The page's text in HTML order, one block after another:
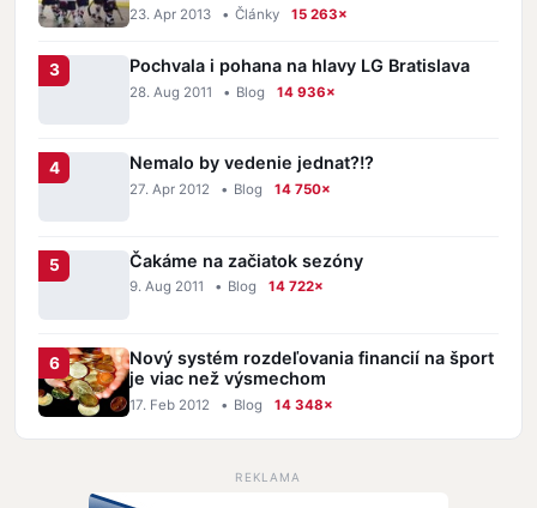
23. Apr 2013 • Články 15 263×
Pochvala i pohana na hlavy LG Bratislava
28. Aug 2011 • Blog 14 936×
Nemalo by vedenie jednat?!?
27. Apr 2012 • Blog 14 750×
Čakáme na začiatok sezóny
9. Aug 2011 • Blog 14 722×
Nový systém rozdeľovania financií na šport
je viac než výsmechom
17. Feb 2012 • Blog 14 348×
REKLAMA